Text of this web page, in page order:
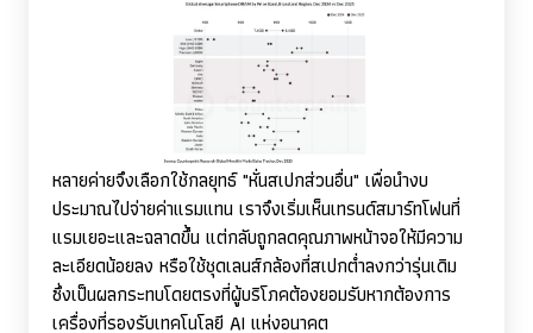
หลายค่ายจึงเลือกใช้กลยุทธ์ "หั่นสเปกส่วนอื่น" เพื่อนำงบ
ประมาณไปจ่ายค่าแรมแทน เราจึงเริ่มเห็นเทรนด์สมาร์ทโฟนที่
แรมเยอะและฉลาดขึ้น แต่กลับถูกลดคุณภาพหน้าจอให้มีความ
ละเอียดน้อยลง หรือใช้ชุดเลนส์กล้องที่สเปกต่ำลงกว่ารุ่นเดิม
ซึ่งเป็นผลกระทบโดยตรงที่ผู้บริโภคต้องยอมรับหากต้องการ
เครื่องที่รองรับเทคโนโลยี AI แห่งอนาคต